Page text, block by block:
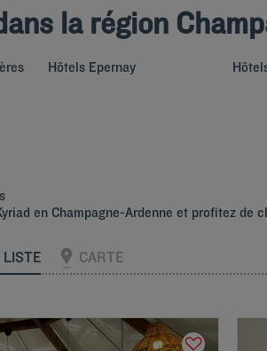
la région
Hôtels Epernay
en Champagne-Ardenne et profitez de
LISTE CARTE